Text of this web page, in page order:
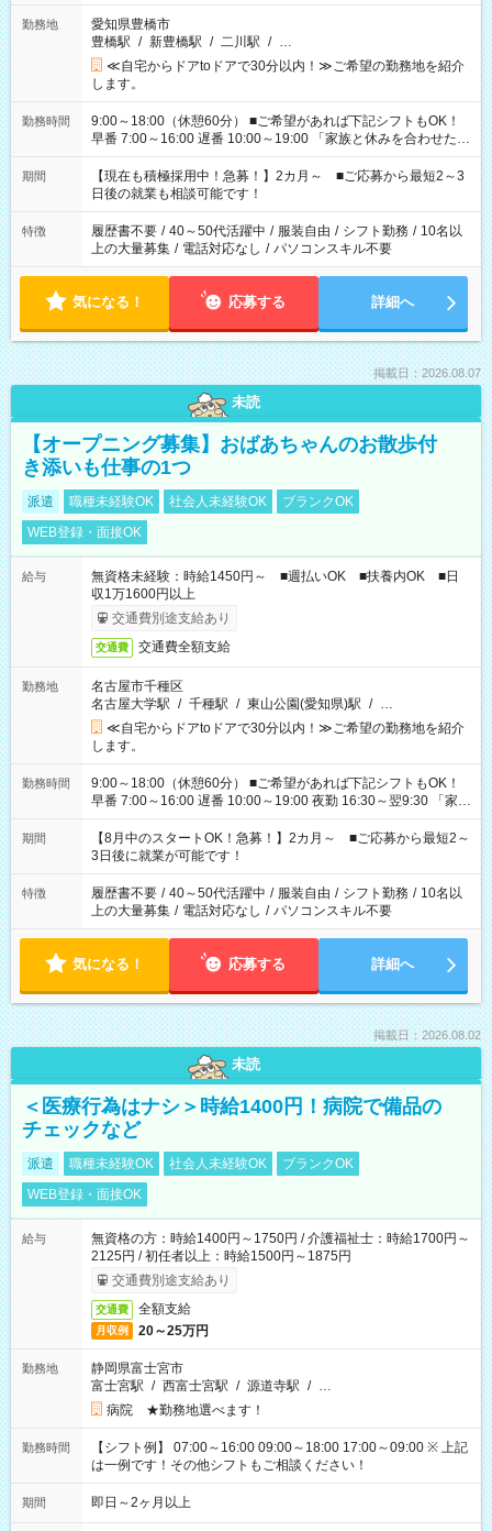
勤務地
愛知県豊橋市
豊橋駅 / 新豊橋駅 / 二川駅 / …
≪自宅からドアtoドアで30分以内！≫ご希望の勤務地を紹介
します。
勤務時間
9:00～18:00（休憩60分） ■ご希望があれば下記シフトもOK！
早番 7:00～16:00 遅番 10:00～19:00 「家族と休みを合わせた
い」 「余裕を持って夕飯の準備がしたい」 「できれば残業はし
たくない」 など、ご希望を教えてくださいね。 ※Wワーク希望
の方へ 今ご覧のお仕事で希望する勤務時間と、もう1つのお仕事
の勤務時間。 合計で週40時間を超える場合は応募できません。
期間
【現在も積極採用中！急募！】2カ月～ ■ご応募から最短2～3
日後の就業も相談可能です！
特徴 履歴書不要 / 40～50代活躍中 / 服装自由 / シフト勤務 / 10名以
上の大量募集 / 電話対応なし / パソコンスキル不要
気になる！ 応募する 詳細へ
掲載日：2026.08.07
未読
【オープニング募集】おばあちゃんのお散歩付
き添いも仕事の1つ
派遣 職種未経験OK 社会人未経験OK
ブランクOK
WEB登録・面接OK
給与
無資格未経験：時給1450円～ ■週払いOK ■扶養内OK ■日
収1万1600円以上
交通費別途支給あり
交通費 交通費全額支給
勤務地
名古屋市千種区
名古屋大学駅 / 千種駅 / 東山公園(愛知県)駅 / …
≪自宅からドアtoドアで30分以内！≫ご希望の勤務地を紹介
します。
勤務時間
9:00～18:00（休憩60分） ■ご希望があれば下記シフトもOK！
早番 7:00～16:00 遅番 10:00～19:00 夜勤 16:30～翌9:30 「家族
と休みを合わせたい」 「余裕を持って夕飯の準備がしたい」
「できれば残業はしたくない」 など、ご希望を教えてください
ね。 ※Wワーク希望の方へ 今ご覧のお仕事で希望する勤務時間
と、もう1つのお仕事の勤務時間。 合計で週40時間を超える場
合は応募できません。
期間
【8月中のスタートOK！急募！】2カ月～ ■ご応募から最短2～
3日後に就業が可能です！
特徴 履歴書不要 / 40～50代活躍中 / 服装自由 / シフト勤務 / 10名以
上の大量募集 / 電話対応なし / パソコンスキル不要
気になる！ 応募する 詳細へ
掲載日：2026.08.02
未読
＜医療行為はナシ＞時給1400円！病院で備品の
チェックなど
派遣 職種未経験OK 社会人未経験OK
ブランクOK
WEB登録・面接OK
給与
無資格の方：時給1400円～1750円 / 介護福祉士：時給1700円～
2125円 / 初任者以上：時給1500円～1875円
交通費別途支給あり
交通費 全額支給
月収例 20～25万円
勤務地
静岡県富士宮市
富士宮駅 / 西富士宮駅 / 源道寺駅 / …
病院 ★勤務地選べます！
勤務時間
【シフト例】 07:00～16:00 09:00～18:00 17:00～09:00 ※ 上記
は一例です！その他シフトもご相談ください！
期間 即日～2ヶ月以上